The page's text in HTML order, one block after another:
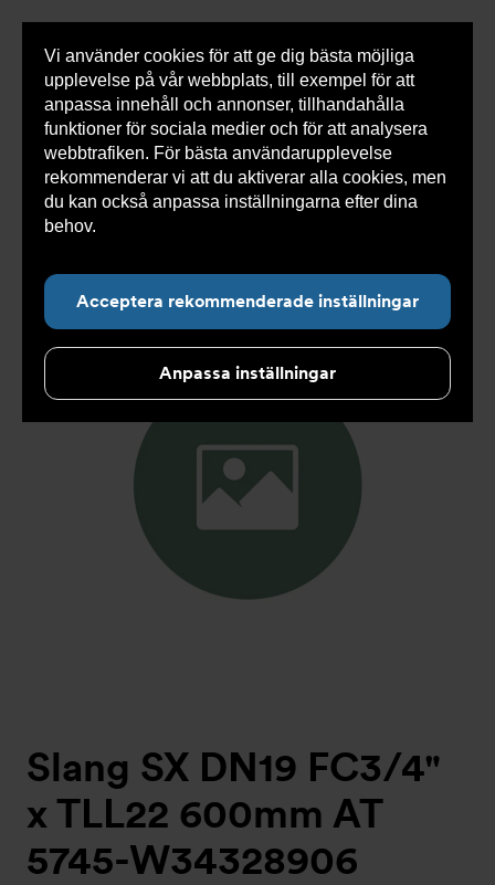
Vi använder cookies för att ge dig bästa möjliga
upplevelse på vår webbplats, till exempel för att
anpassa innehåll och annonser, tillhandahålla
funktioner för sociala medier och för att analysera
webbtrafiken. För bästa användarupplevelse
rekommenderar vi att du aktiverar alla cookies, men
du kan också anpassa inställningarna efter dina
behov.
Acceptera rekommenderade inställningar
Anpassa inställningar
0 varorSnabborder
Du
här:
Armatec > Produkter > Kyla > Slang >
Slang
> Slang SX AT 5745- >
Slang SX DN19 FC3/4" x
TLL22 600mm AT 5745-W34328906
Slang SX DN19 FC3/4"
x TLL22 600mm AT
5745-W34328906